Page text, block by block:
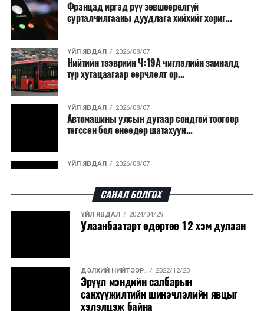
Францад иргэд рүү зөвшөөрөлгүй
сурталчилгааны дуудлага хийхийг хориг...
ҮЙЛ ЯВДАЛ 2026/08/07
Нийтийн тээврийн Ч:19А чиглэлийн замналд
түр хугацаагаар өөрчлөлт ор...
ҮЙЛ ЯВДАЛ 2026/08/07
Автомашины улсын дугаар сондгой тоогоор
төгссөн бол өнөөдөр шатахуун...
ҮЙЛ ЯВДАЛ 2026/08/07
ДЭЛХИЙ НИЙТЭЭР..
“Уралдронзавод” компанийн ерөнхий
ҮЙЛ ЯВДАЛ
Сүхбаатар боомтоор тав хоногт 10 мянга гаруй
тонн АИ-92 автобензин и...
САНАЛ БОЛГОХ
ҮЙЛ ЯВДАЛ 2024/04/29
Улаанбаатарт өдөртөө 12 хэм дулаан
ДЭЛХИЙ НИЙТЭЭР.. 2022/12/23
Эрүүл мэндийн салбарын
санхүүжилтийн шинэчлэлийн явцыг
хэлэлцэж байна